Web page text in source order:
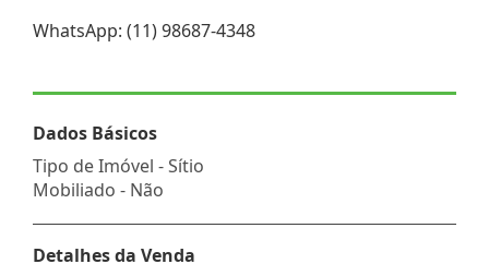
WhatsApp: (11) 98687-4348
Dados Básicos
Tipo de Imóvel - Sítio
Mobiliado - Não
Detalhes da Venda